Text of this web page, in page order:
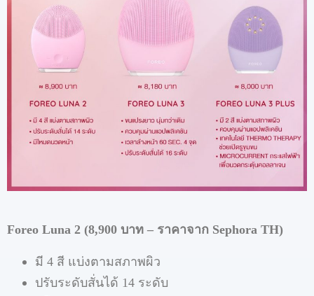
Foreo Luna 2 (8,900 บาท – ราคาจาก Sephora TH)
มี 4 สี แบ่งตามสภาพผิว
ปรับระดับสั่นได้ 14 ระดับ